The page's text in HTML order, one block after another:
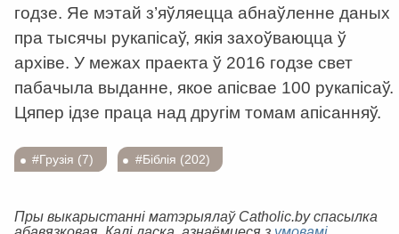
годзе. Яе мэтай з’яўляецца абнаўленне даных
пра тысячы рукапісаў, якія захоўваюцца ў
архіве. У межах праекта ў 2016 годзе свет
пабачыла выданне, якое апісвае 100 рукапісаў.
Цяпер ідзе праца над другім томам апісанняў.
#Грузія (7) #Біблія (202)
Пры выкарыстанні матэрыялаў Catholic.by спасылка